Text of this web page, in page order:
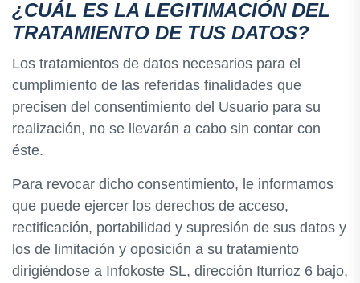
¿CUÁL ES LA LEGITIMACIÓN DEL
TRATAMIENTO DE TUS DATOS?
Los tratamientos de datos necesarios para el
cumplimiento de las referidas finalidades que
precisen del consentimiento del Usuario para su
realización, no se llevarán a cabo sin contar con
éste.
Para revocar dicho consentimiento, le informamos
que puede ejercer los derechos de acceso,
rectificación, portabilidad y supresión de sus datos y
los de limitación y oposición a su tratamiento
dirigiéndose a Infokoste SL, dirección Iturrioz 6 bajo,